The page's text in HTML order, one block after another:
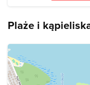
Plaże i